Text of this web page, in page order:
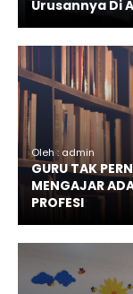
Urusannya Di
Oleh : admin
GURU TAK
MENGAJAR
PROFESI